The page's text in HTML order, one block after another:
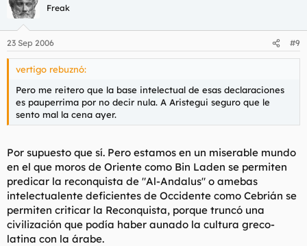
Freak
23 Sep 2006 #9
vertigo rebuznó:
Pero me reitero que la base intelectual de esas declaraciones
es pauperrima por no decir nula. A Aristegui seguro que le
sento mal la cena ayer.
Por supuesto que sí. Pero estamos en un miserable mundo
en el que moros de Oriente como Bin Laden se permiten
predicar la reconquista de "Al-Andalus" o amebas
intelectualente deficientes de Occidente como Cebrián se
permiten criticar la Reconquista, porque truncó una
civilización que podía haber aunado la cultura greco-
latina con la árabe.